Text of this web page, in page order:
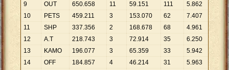
9
OUT 650.658 11 59.151 111 5.862
10
PETS 459.211 3 153.070 62 7.407
11
SHP 337.356 2 168.678 68 4.961
12
Α.Τ 218.743 3 72.914 35 6.250
13
ΚΑΜΟ 196.077 3 65.359 33 5.942
14
OFF 184.857 4 46.214 31 5.963